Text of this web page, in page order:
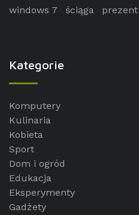
windows 7
ściąga prezent
Kategorie
Komputery
Kulinaria
Kobieta
Sport
Dom i ogród
Edukacja
Eksperymenty
Gadżety